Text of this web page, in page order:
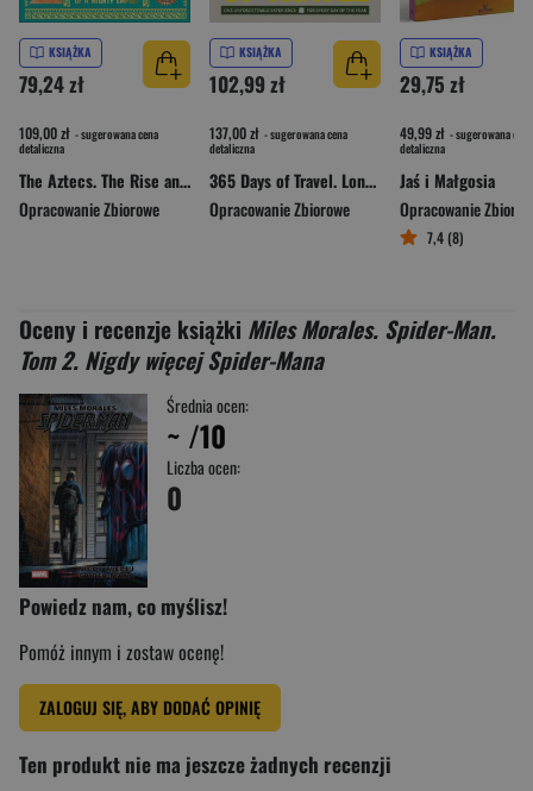
KSIĄŻKA
79,24 zł
109,00 zł - sugerowana cena
detaliczna
The Aztecs. The Rise and Fall of a Mighty Empire
Opracowanie Zbiorowe
KSIĄŻKA
102,99 zł
137,00 zł - sugerowana cena
detaliczna
365 Days of Travel. Lonely Planet
Opracowanie Zbiorowe
KSIĄŻKA
29,75 zł
49,99 zł - sugerowana cena
detaliczna
Jaś i Małgosia
Opracowanie
7,4 (8)
Oceny i recenzje książki Miles Morales. Spider-Man.
Tom 2. Nigdy więcej Spider-Mana
Średnia ocen:
~ /10
Liczba ocen:
0
Powiedz nam, co myślisz!
Pomóż innym i zostaw ocenę!
ZALOGUJ SIĘ, ABY DODAĆ OPINIĘ
Ten produkt nie ma jeszcze żadnych recenzji